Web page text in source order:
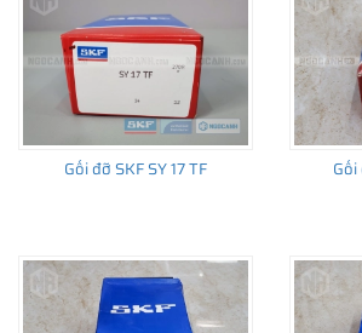
Gối 2 nửa SKF (SE, SNL) và các tính năng để
Gối đỡ SKF SY 17 TF